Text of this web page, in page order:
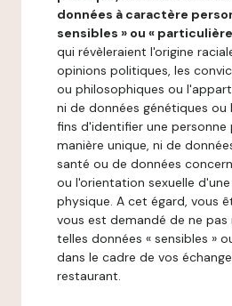
données à caractère
sensibles » ou «
qui révèleraient l'origine
opinions politiques, les
ou philosophiques ou
ni de données génétiques
fins d'identifier une personne
manière unique, ni de
santé ou de données
ou l'orientation sexuelle
physique. A cet égard, vous
vous est demandé de ne pas
telles données « sensibles »
dans le cadre de vos
restaurant.